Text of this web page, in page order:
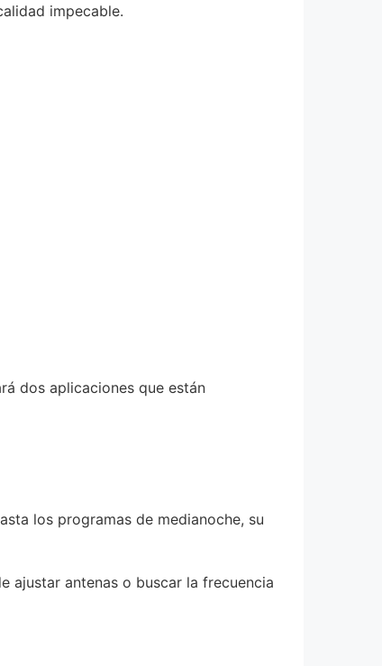
impecable.
dos aplicaciones que están
los programas de medianoche, su
ajustar antenas o buscar la frecuencia